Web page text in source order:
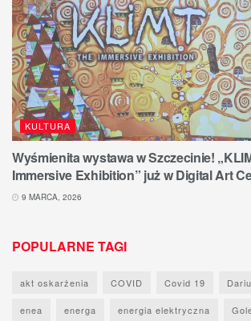
KULTURA
Wyśmienita wystawa w Szczecinie!
Immersive Exhibition” już w Digital Art
9 MARCA, 2026
POPULARNE TAGI
akt oskarżenia COVID Covid 19
enea energa energia elektryczna